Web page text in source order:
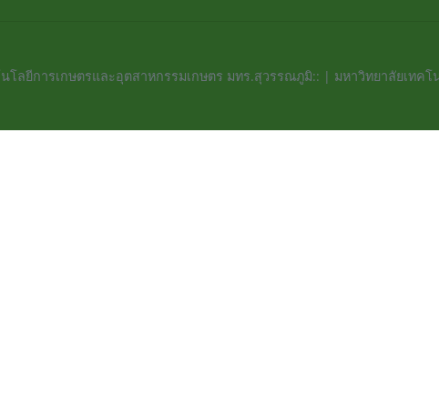
ลยีการเกษตรและอุตสาหกรรมเกษตร มทร.สุวรรณภูมิ:: | มหาวิทยาลัยเทคโ